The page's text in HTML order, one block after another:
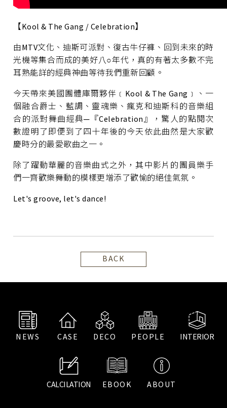
【Kool & The Gang / Celebration】
由MTV文化、迪斯可派對、復古牛仔褲、回到未來的時
光機等集合而成的美好八○年代，真的有著太多數不完
耳熟能詳的經典神曲等待我們重新回顧。
今天帶來美國團體庫爾夥伴﹝Kool & The Gang﹞、一
個融合爵士、藍調、靈魂樂、瘋克和迪斯科的音樂組
合的派對舞曲經典─『Celebration』，驚人的點閱次
數證明了即便到了四十年後的今天依此曲然是大家歡
慶時分的最愛歌曲之一。
除了躍動華麗的音樂曲式之外，其中影片的團員樂手
們一齊歡樂舞動的模樣更增添了歡愉的絕佳氣氛。
Let's groove, let's dance!
BACK
NEWS CASE DECO PEOPLE INTERIOR
CALCILATION EBOOK ABOUT